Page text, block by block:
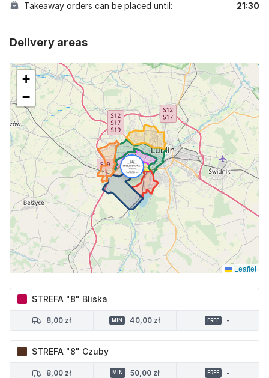
Takeaway orders can be placed until:
21:30
delivery areas
+
−
Leaflet
STREFA "8" Bliska
8,00 zł MIN 40,00 zł FREE -
STREFA "8" Czuby
8,00 zł MIN 50,00 zł FREE -